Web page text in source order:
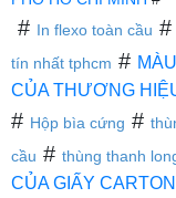
# In flexo toàn cầu #
tín nhất tphcm #
CỦA THƯƠNG
# Hộp bìa cứng #
cầu # thùng thanh
CỦA GIẤY CARTON